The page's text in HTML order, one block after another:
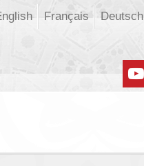
Deutsch
Français